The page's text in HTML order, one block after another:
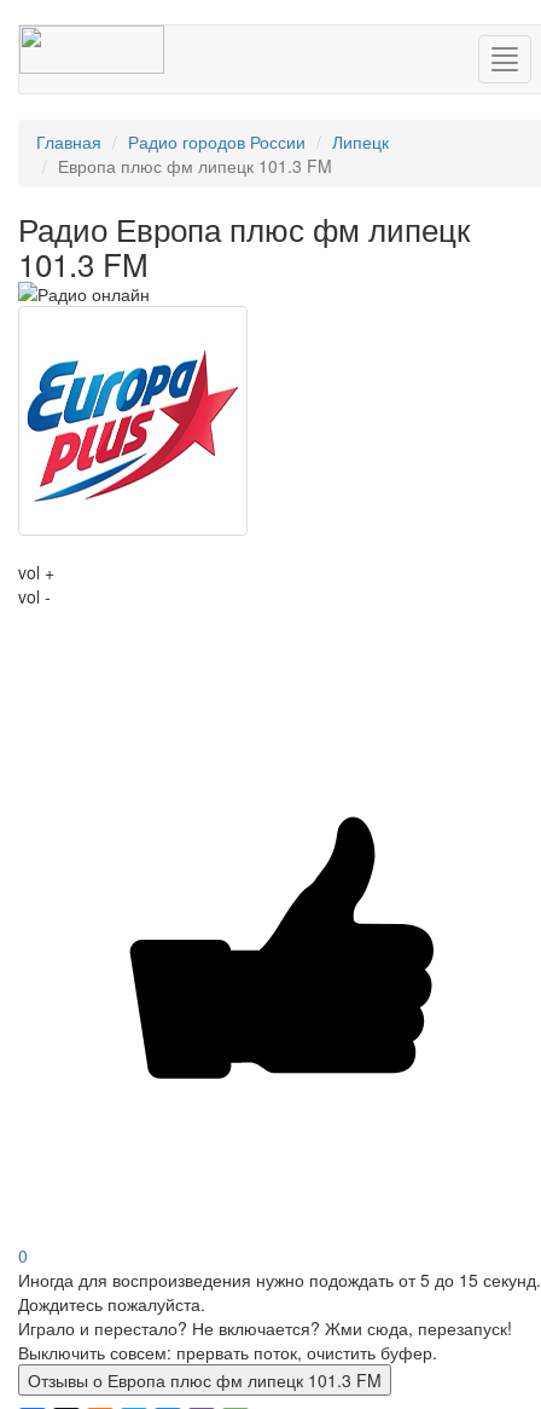
Главная Радио городов России
Липецк
Европа плюс фм липецк 101.3 FM
Радио Европа плюс фм липецк
101.3 FM
vol +
vol -
0
Иногда для воспроизведения нужно подождать от 5 до 15 секунд.
Дождитесь пожалуйста.
Играло и перестало? Не включается? Жми сюда, перезапуск!
Выключить совсем: прервать поток, очистить буфер.
Отзывы о Европа плюс фм липецк 101.3 FM